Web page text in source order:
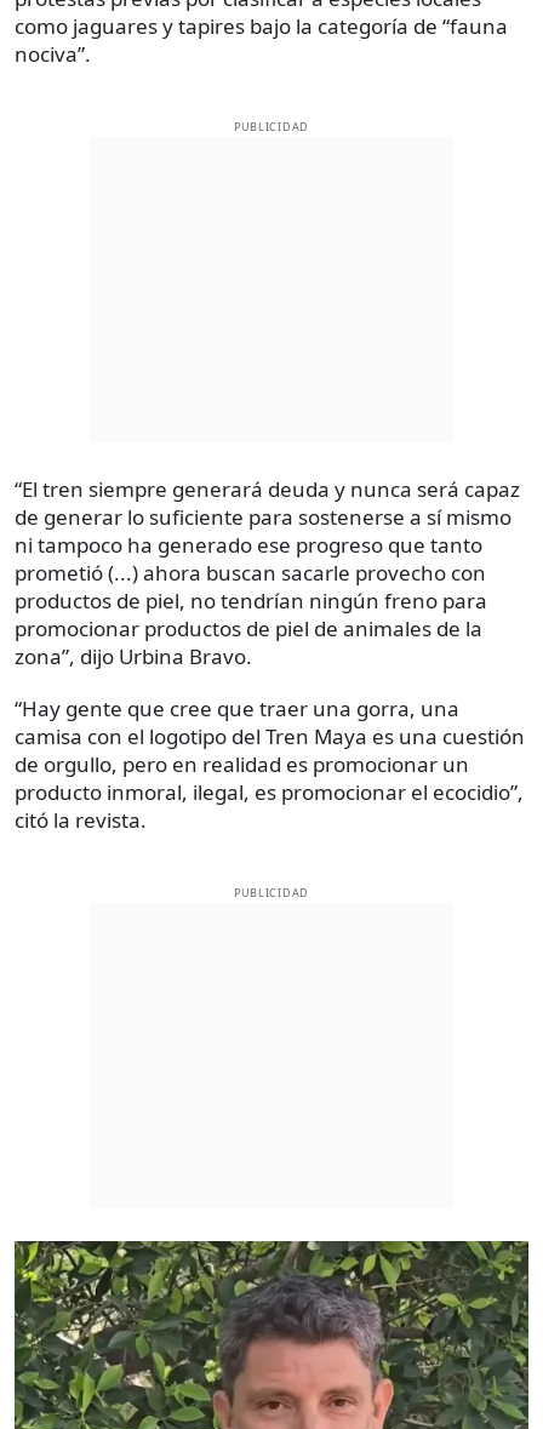
como jaguares y tapires bajo la categoría de “fauna
nociva”.
PUBLICIDAD
“El tren siempre generará deuda y nunca será capaz
de generar lo suficiente para sostenerse a sí mismo
ni tampoco ha generado ese progreso que tanto
prometió (...) ahora buscan sacarle provecho con
productos de piel, no tendrían ningún freno para
promocionar productos de piel de animales de la
zona”, dijo Urbina Bravo.
“Hay gente que cree que traer una gorra, una
camisa con el logotipo del Tren Maya es una cuestión
de orgullo, pero en realidad es promocionar un
producto inmoral, ilegal, es promocionar el ecocidio”,
citó la revista.
PUBLICIDAD